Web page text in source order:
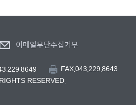
이메일무단수집거부
FAX.043.229.8643
RESERVED.